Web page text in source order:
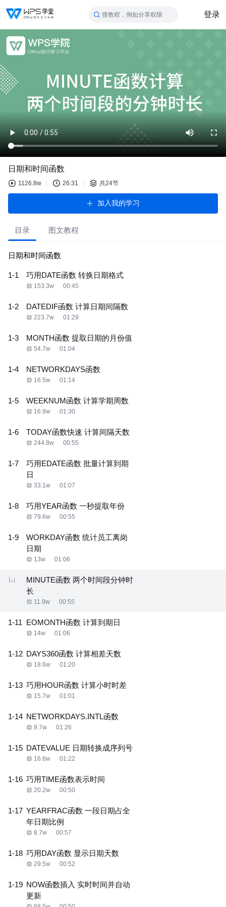
搜教程，例如分享权限 登录
日期和时间函数
1126.8w 26:31 共24节
加入我的学习
目录 图文教程
日期和时间函数
1-1 巧用DATE函数 转换日期格式
153.3w 00:45
1-2 DATEDIF函数 计算日期间隔数
223.7w 01:29
1-3 MONTH函数 提取日期的月份值
54.7w 01:04
1-4 NETWORKDAYS函数
16.5w 01:14
1-5 WEEKNUM函数 计算学期周数
16.9w 01:30
1-6 TODAY函数快速 计算间隔天数
244.8w 00:55
1-7
巧用EDATE函数 批量计算到期
日
33.1w 01:07
1-8 巧用YEAR函数 一秒提取年份
79.6w 00:55
1-9
WORKDAY函数 统计员工离岗
日期
13w 01:06
MINUTE函数 两个时间段分钟时
长
11.9w 00:55
1-11 EOMONTH函数 计算到期日
14w 01:06
1-12 DAYS360函数 计算相差天数
18.6w 01:20
1-13 巧用HOUR函数 计算小时时差
15.7w 01:01
1-14 NETWORKDAYS.INTL函数
9.7w 01:26
1-15 DATEVALUE 日期转换成序列号
16.6w 01:22
1-16 巧用TIME函数表示时间
20.2w 00:50
1-17 YEARFRAC函数 一段日期占全
年日期比例
8.7w 00:57
1-18 巧用DAY函数 显示日期天数
29.5w 00:52
1-19 NOW函数插入 实时时间并自动
更新